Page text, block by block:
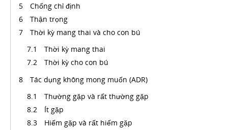
Chống chỉ định
Thận trọng
Thời kỳ mang thai và cho con bú
Thời kỳ mang thai
Thời kỳ cho con bú
Tác dụng không mong muốn (ADR)
Thường gặp và rất thường gặp
Ít gặp
Hiếm gặp và rất hiếm gặp